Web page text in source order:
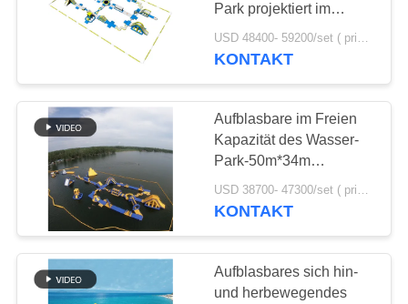
FORDERN
EIN
ZITAT
SITEMAP
PRIVACY
POLICY
Park projektiert im
Freien/sich hin- und
herbewegender Wasser-
KONTAKT
Aufblasbare im Freien
Kapazität des Wasser-
Park-50m*34m
maximale 120
Menschen
USD 38700- 47300/set ( price just for reference, detailed prices need to be confirmed) MOQ:1 Satz oder Teile des ganzen Parks
KONTAKT
Aufblasbares sich hin-
und herbewegendes